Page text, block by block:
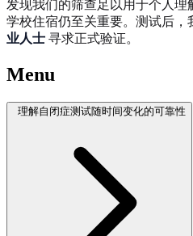
发现我们的筛查足以用于个人
学校住宿仍至关重要。测试后，
业人士 寻求正式验证。
Menu
理解自闭症测试随时间变化的可靠性